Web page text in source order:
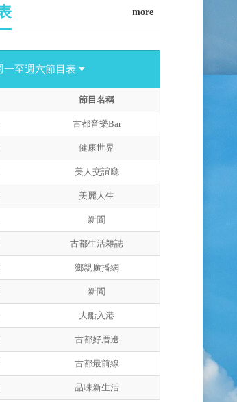
more
一至週六節目表
節目名稱
古都音樂Bar
健康世界
美人交誼廳
美麗人生
新聞
古都生活雜誌
鄉親廣播網
新聞
大船入港
古都好厝邊
古都最前線
品味新生活